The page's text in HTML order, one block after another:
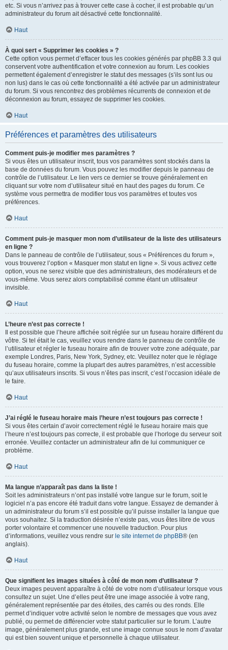
etc. Si vous n’arrivez pas à trouver cette case à cocher, il est probable qu’un
administrateur du forum ait désactivé cette fonctionnalité.
Haut
À quoi sert « Supprimer les cookies » ?
Cette option vous permet d’effacer tous les cookies générés par phpBB 3.3 qui
conservent votre authentification et votre connexion au forum. Les cookies
permettent également d’enregistrer le statut des messages (s’ils sont lus ou
non lus) dans le cas où cette fonctionnalité a été activée par un administrateur
du forum. Si vous rencontrez des problèmes récurrents de connexion et de
déconnexion au forum, essayez de supprimer les cookies.
Haut
Préférences et paramètres des utilisateurs
Comment puis-je modifier mes paramètres ?
Si vous êtes un utilisateur inscrit, tous vos paramètres sont stockés dans la
base de données du forum. Vous pouvez les modifier depuis le panneau de
contrôle de l’utilisateur. Le lien vers ce dernier se trouve généralement en
cliquant sur votre nom d’utilisateur situé en haut des pages du forum. Ce
système vous permettra de modifier tous vos paramètres et toutes vos
préférences.
Haut
Comment puis-je masquer mon nom d’utilisateur de la liste des utilisateurs
en ligne ?
Dans le panneau de contrôle de l’utilisateur, sous « Préférences du forum »,
vous trouverez l’option « Masquer mon statut en ligne ». Si vous activez cette
option, vous ne serez visible que des administrateurs, des modérateurs et de
vous-même. Vous serez alors comptabilisé comme étant un utilisateur
invisible.
Haut
L’heure n’est pas correcte !
Il est possible que l’heure affichée soit réglée sur un fuseau horaire différent du
vôtre. Si tel était le cas, veuillez vous rendre dans le panneau de contrôle de
l’utilisateur et régler le fuseau horaire afin de trouver votre zone adéquate, par
exemple Londres, Paris, New York, Sydney, etc. Veuillez noter que le réglage
du fuseau horaire, comme la plupart des autres paramètres, n’est accessible
qu’aux utilisateurs inscrits. Si vous n’êtes pas inscrit, c’est l’occasion idéale de
le faire.
Haut
J’ai réglé le fuseau horaire mais l’heure n’est toujours pas correcte !
Si vous êtes certain d’avoir correctement réglé le fuseau horaire mais que
l’heure n’est toujours pas correcte, il est probable que l’horloge du serveur soit
erronée. Veuillez contacter un administrateur afin de lui communiquer ce
problème.
Haut
Ma langue n’apparaît pas dans la liste !
Soit les administrateurs n’ont pas installé votre langue sur le forum, soit le
logiciel n’a pas encore été traduit dans votre langue. Essayez de demander à
un administrateur du forum s’il est possible qu’il puisse installer la langue que
vous souhaitez. Si la traduction désirée n’existe pas, vous êtes libre de vous
porter volontaire et commencer une nouvelle traduction. Pour plus
d’informations, veuillez vous rendre sur le site internet de phpBB® (en
anglais).
Haut
Que signifient les images situées à côté de mon nom d’utilisateur ?
Deux images peuvent apparaître à côté de votre nom d’utilisateur lorsque vous
consultez un sujet. Une d’elles peut être une image associée à votre rang,
généralement représentée par des étoiles, des carrés ou des ronds. Elle
permet d’indiquer votre activité selon le nombre de messages que vous avez
publié, ou permet de différencier votre statut particulier sur le forum. L’autre
image, généralement plus grande, est une image connue sous le nom d’avatar
qui est bien souvent unique et personnelle à chaque utilisateur.